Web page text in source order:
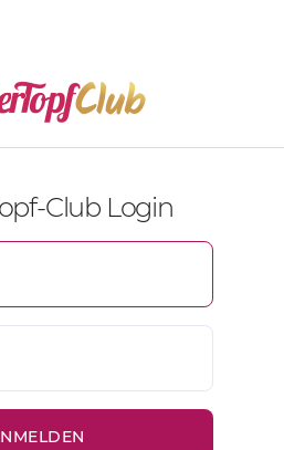
Club Login